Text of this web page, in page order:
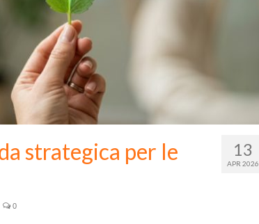
13
APR 2026
strategica per le
0